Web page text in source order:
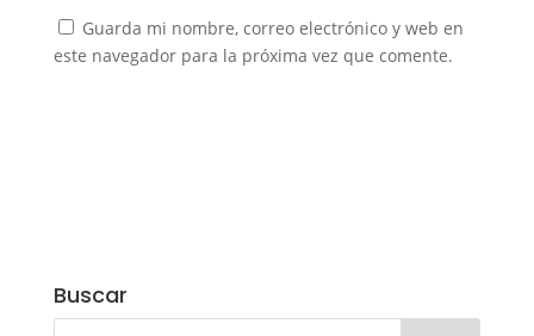
Guarda mi nombre, correo electrónico y web en
este navegador para la próxima vez que comente.
Buscar